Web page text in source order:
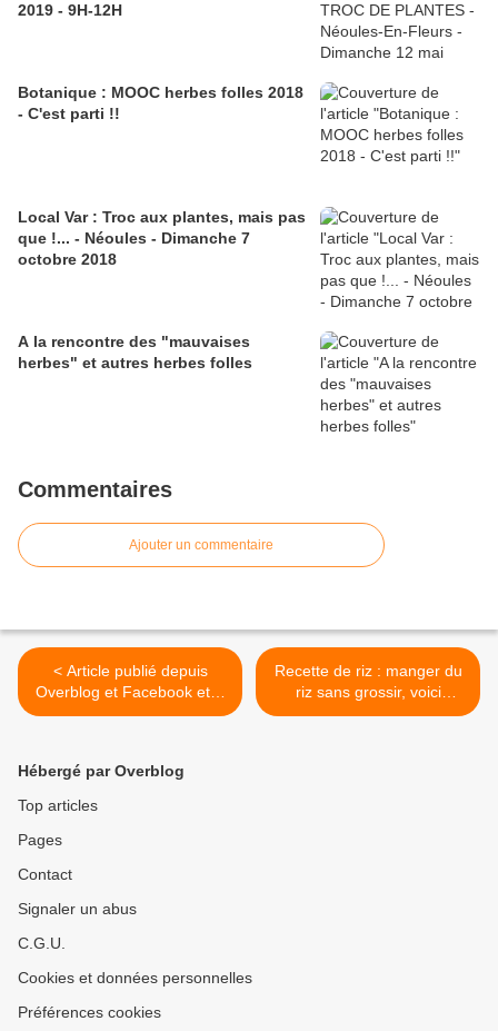
2019 - 9H-12H
Botanique : MOOC herbes folles 2018
- C'est parti !!
Local Var : Troc aux plantes, mais pas
que !... - Néoules - Dimanche 7
octobre 2018
A la rencontre des "mauvaises
herbes" et autres herbes folles
Commentaires
Ajouter un commentaire
< Article publié depuis
Overblog et Facebook et X
(Twitter)
Recette de riz : manger du
riz sans grossir, voici
comment ! >
Hébergé par Overblog
Top articles
Pages
Contact
Signaler un abus
C.G.U.
Cookies et données personnelles
Préférences cookies